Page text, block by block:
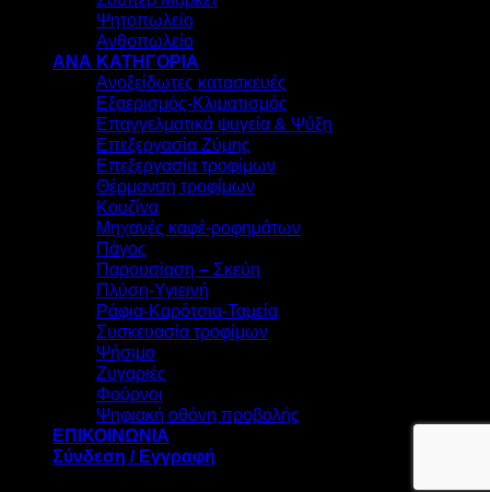
Ψητοπωλείο
Ανθοπωλείο
ΑΝΑ ΚΑΤΗΓΟΡΙΑ
Ανοξείδωτες κατασκευές
Εξαερισμός-Κλιματισμός
Επαγγελματικά ψυγεία & Ψύξη
Επεξεργασία Ζύμης
Επεξεργασία τροφίμων
Θέρμανση τροφίμων
Κουζίνα
Μηχανές καφέ-ροφημάτων
Πάγος
Παρουσίαση – Σκεύη
Πλύση-Υγιεινή
Ράφια-Καρότσια-Ταμεία
Συσκευασία τροφίμων
Ψήσιμο
Ζυγαριές
Φούρνοι
Ψηφιακή οθόνη προβολής
ΕΠΙΚΟΙΝΩΝΙΑ
Σύνδεση / Εγγραφή